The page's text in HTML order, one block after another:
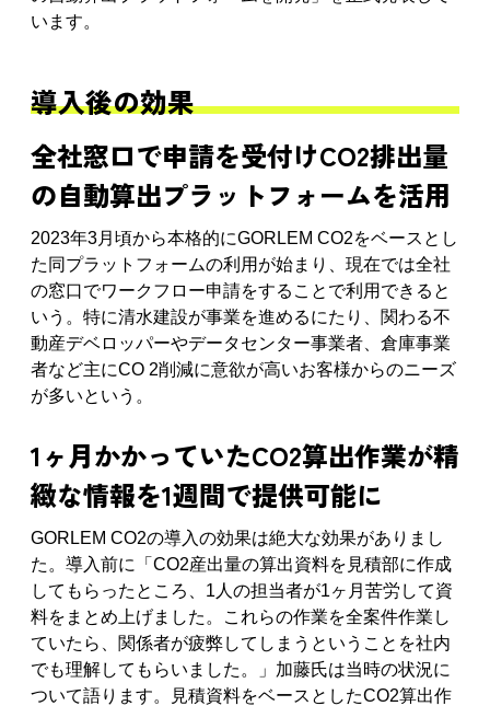
います。
導入後の効果
全社窓口で申請を受付けCO2排出量
の自動算出プラットフォームを活用
2023年3月頃から本格的にGORLEM CO2をベースとし
た同プラットフォームの利用が始まり、現在では全社
の窓口でワークフロー申請をすることで利用できると
いう。特に清水建設が事業を進めるにたり、関わる不
動産デベロッパーやデータセンター事業者、倉庫事業
者など主にCO 2削減に意欲が高いお客様からのニーズ
が多いという。
1ヶ月かかっていたCO2算出作業が精
緻な情報を1週間で提供可能に
GORLEM CO2の導入の効果は絶大な効果がありまし
た。導入前に「CO2産出量の算出資料を見積部に作成
してもらったところ、1人の担当者が1ヶ月苦労して資
料をまとめ上げました。これらの作業を全案件作業し
ていたら、関係者が疲弊してしまうということを社内
でも理解してもらいました。」加藤氏は当時の状況に
ついて語ります。見積資料をベースとしたCO2算出作